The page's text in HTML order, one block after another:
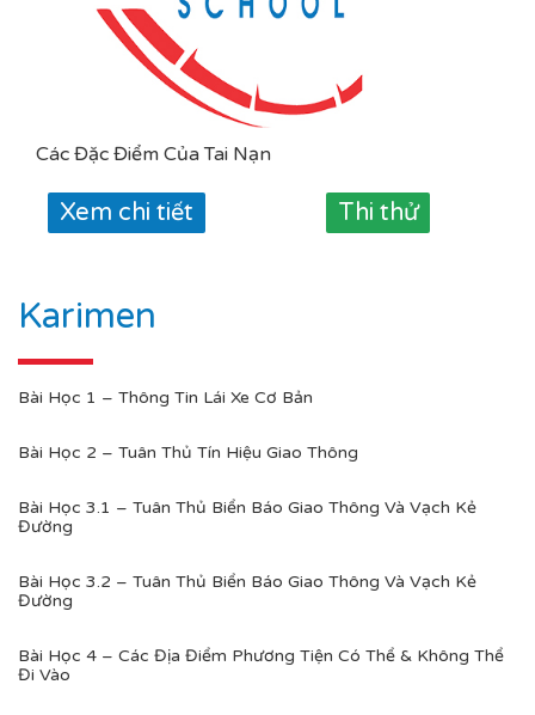
Các Đặc Điểm Của Tai Nạn
Xem chi tiết Thi thử
Karimen
Bài Học 1 – Thông Tin Lái Xe Cơ Bản
Bài Học 2 – Tuân Thủ Tín Hiệu Giao Thông
Bài Học 3.1 – Tuân Thủ Biển Báo Giao Thông Và Vạch Kẻ
Đường
Bài Học 3.2 – Tuân Thủ Biển Báo Giao Thông Và Vạch Kẻ
Đường
Bài Học 4 – Các Địa Điểm Phương Tiện Có Thể & Không Thể
Đi Vào